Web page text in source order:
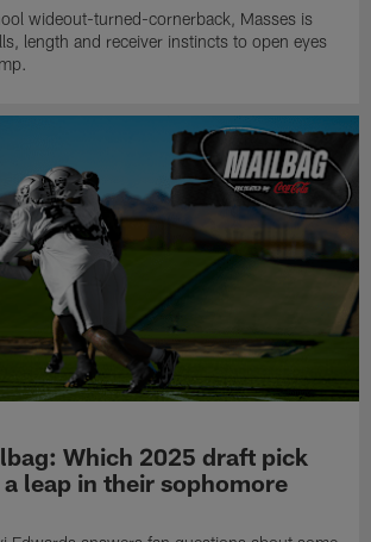
wideout-turned-cornerback, Masses is
length and receiver instincts to open eyes
Which 2025 draft pick
leap in their sophomore